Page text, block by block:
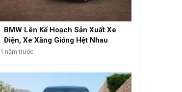
BMW Lên Kế Hoạch Sản Xuất Xe
Điện, Xe Xăng Giống Hệt Nhau
1 năm trước